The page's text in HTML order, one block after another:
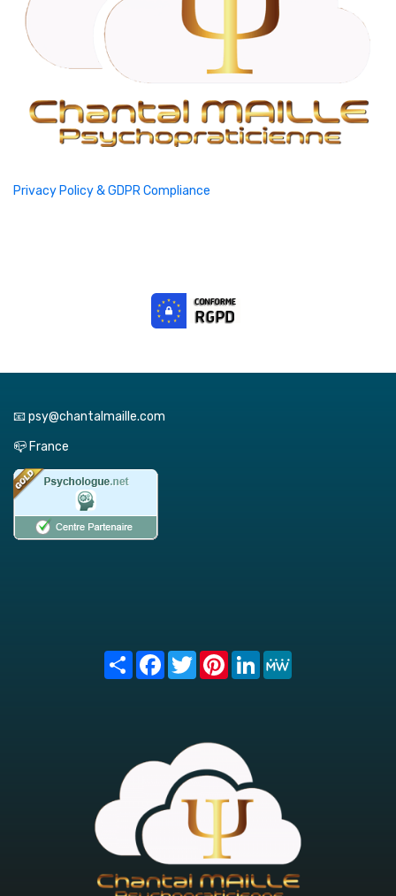
Privacy Policy & GDPR Compliance
📧 psy@chantalmaille.com
📪 France
Share FacebookTwitterPinterest
LinkedIn